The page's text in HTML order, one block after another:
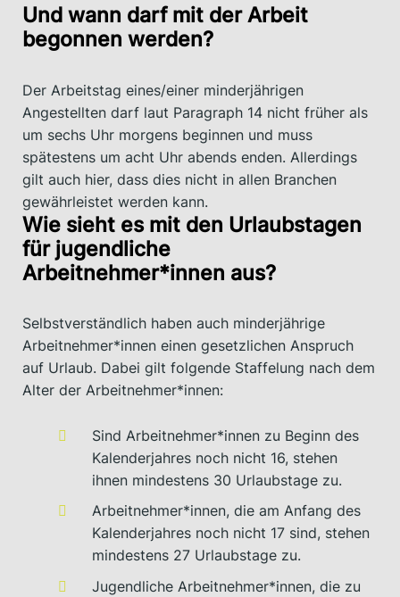
Und wann darf mit der Arbeit
begonnen werden?
Der Arbeitstag eines/einer minderjährigen
Angestellten darf laut Paragraph 14 nicht früher als
um sechs Uhr morgens beginnen und muss
spätestens um acht Uhr abends enden. Allerdings
gilt auch hier, dass dies nicht in allen Branchen
gewährleistet werden kann.
Wie sieht es mit den Urlaubstagen
für jugendliche
Arbeitnehmer*innen aus?
Selbstverständlich haben auch minderjährige
Arbeitnehmer*innen einen gesetzlichen Anspruch
auf Urlaub. Dabei gilt folgende Staffelung nach dem
Alter der Arbeitnehmer*innen:
Sind Arbeitnehmer*innen zu Beginn des
Kalenderjahres noch nicht 16, stehen
ihnen mindestens 30 Urlaubstage zu.
Arbeitnehmer*innen, die am Anfang des
Kalenderjahres noch nicht 17 sind, stehen
mindestens 27 Urlaubstage zu.
Jugendliche Arbeitnehmer*innen, die zu